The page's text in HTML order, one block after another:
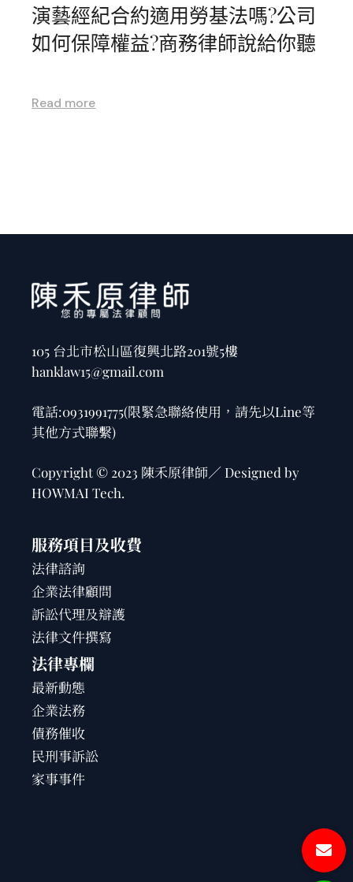
演藝經紀合約適用勞基法嗎?公司
如何保障權益?商務律師說給你聽
Read more
105 台北市松山區復興北路201號5樓
hanklaw15@gmail.com
電話:0931991775(限緊急聯絡使用，請先以Line等
其他方式聯繫)
Copyright © 2023 陳禾原律師／ Designed by
HOWMAI Tech.
服務項目及收費
法律諮詢
企業法律顧問
訴訟代理及辯護
法律文件撰寫
法律專欄
最新動態
企業法務
債務催收
民刑事訴訟
家事事件